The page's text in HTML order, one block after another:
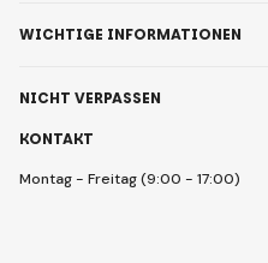
KONTAKT
Montag - Freitag (9:00 - 17:00)
WICHTIGE INFORMATIONEN
NICHT VERPASSEN